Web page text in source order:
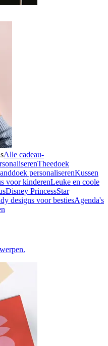
Alle cadeau-
Theedoek
personaliserenKussen
voor kinderenLeuke en coole
Disney PrincessStar
designs voor bestiesAgenda's